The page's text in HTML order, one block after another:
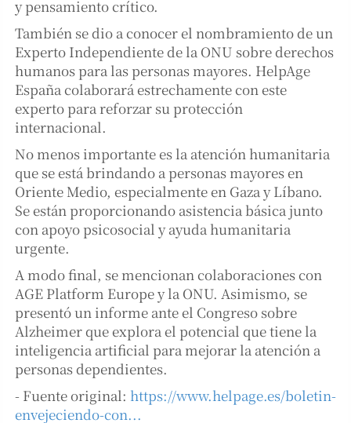
y pensamiento crítico.
También se dio a conocer el nombramiento de un
Experto Independiente de la ONU sobre derechos
humanos para las personas mayores. HelpAge
España colaborará estrechamente con este
experto para reforzar su protección
internacional.
No menos importante es la atención humanitaria
que se está brindando a personas mayores en
Oriente Medio, especialmente en Gaza y Líbano.
Se están proporcionando asistencia básica junto
con apoyo psicosocial y ayuda humanitaria
urgente.
A modo final, se mencionan colaboraciones con
AGE Platform Europe y la ONU. Asimismo, se
presentó un informe ante el Congreso sobre
Alzheimer que explora el potencial que tiene la
inteligencia artificial para mejorar la atención a
personas dependientes.
- Fuente original: https://www.helpage.es/boletin-
envejeciendo-con...